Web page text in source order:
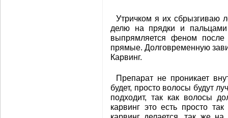
Утричком я их сбрызгиваю
делю на прядки и пальцами
выпрямляется феном
прямые. Долговременную
Карвинг.
Препарат не проникает
будет, просто волосы будут
подходит, так как волосы
карвинг это есть просто